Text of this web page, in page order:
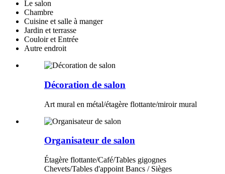
Le salon
Chambre
Cuisine et salle à manger
Jardin et terrasse
Couloir et Entrée
Autre endroit
Décoration de salon
Art mural en métal/étagère flottante/miroir mural
Organisateur de salon
Étagère flottante/Café/Tables gigognes
Chevets/Tables d'appoint Bancs / Sièges